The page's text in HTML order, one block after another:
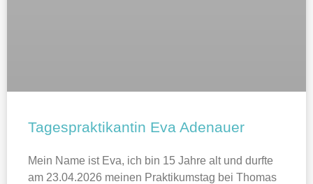
Tagespraktikantin Eva Adenauer
Mein Name ist Eva, ich bin 15 Jahre alt und durfte
am 23.04.2026 meinen Praktikumstag bei Thomas